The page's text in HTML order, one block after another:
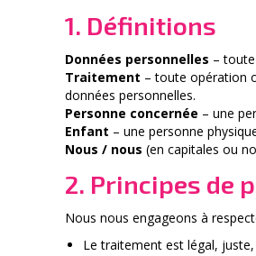
1. Définitions
Données personnelles –
Traitement – toute opération
données personnelles.
Personne concernée – une
Enfant – une personne
Nous / nous (en capitales ou
2. Principes de
Nous nous engageons à
Le traitement est légal,